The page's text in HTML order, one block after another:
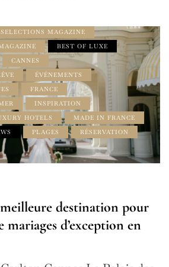
MAGAZINE
BEST OF LUXE
CANNES
ÉVÉNEMENTS
FRANCE
INSPIRATION
HOTELS
MADE IN FRANCE
PLAGES
RÉSERVATION
destination pour
mariages d’exception en